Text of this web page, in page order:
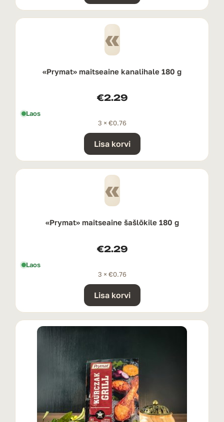
«
«Prymat» maitseaine kanalihale 180 g
€2.29
Laos
3 × €0.76
Lisa korvi
«
«Prymat» maitseaine šašlõkile 180 g
€2.29
Laos
3 × €0.76
Lisa korvi